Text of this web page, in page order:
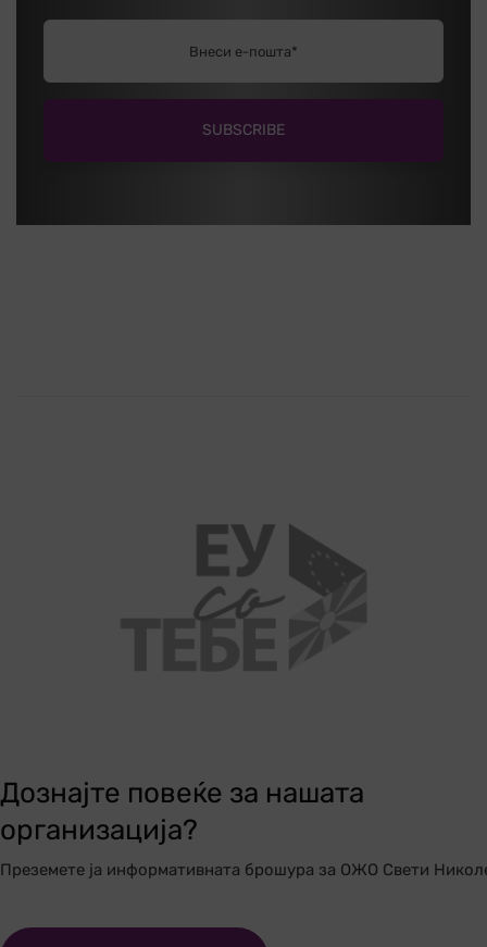
Дознајте повеќе за нашата
организација?
Преземете ја информативната брошура за ОЖО Свети